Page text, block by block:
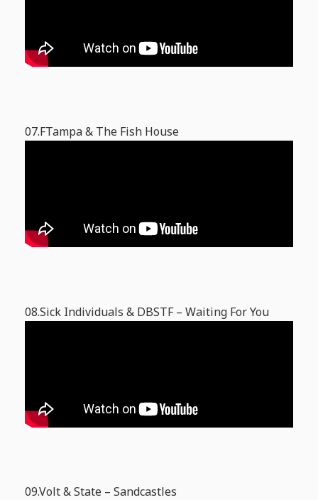
07.FTampa & The Fish House
08.Sick Individuals & DBSTF – Waiting For You
09.Volt & State – Sandcastles